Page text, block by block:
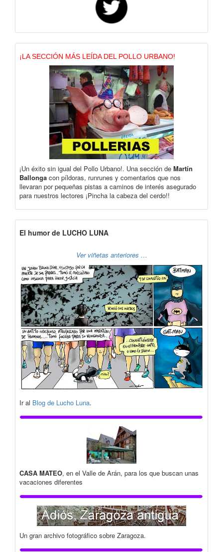
¡LA SECCIÓN MÁS LEÍDA DEL POLLO URBANO!
¡Un éxito sin igual del Pollo Urbano!. Una sección de Martín
Ballonga con píldoras, runrunes y comentarios que nos
llevaran por pequeñas pistas a caminos de interés asegurado
para nuestros lectores ¡Pincha la cabeza del cerdo!!
El humor de LUCHO LUNA
Ver viñetas anteriores …
Ir al Blog de Lucho Luna.
CASA MATEO, en el Valle de Arán, para los que buscan unas
vacaciones diferentes
Un gran archivo fotográfico sobre Zaragoza.